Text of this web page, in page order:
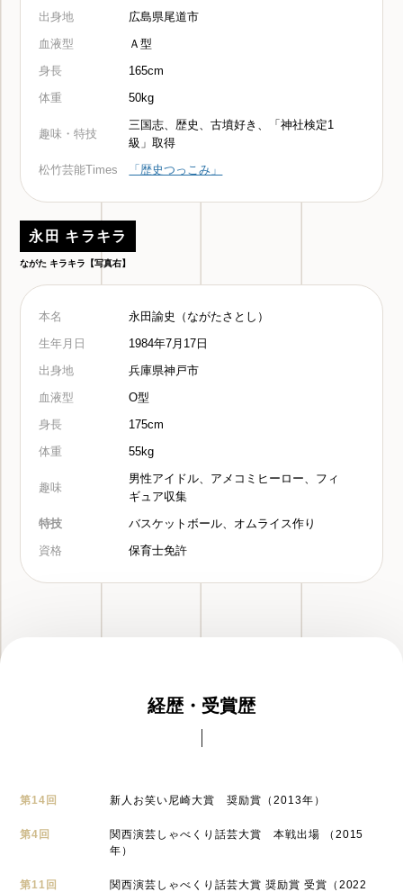
出身地
広島県尾道市
血液型
Ａ型
身長
165cm
体重
50kg
趣味・特技
三国志、歴史、古墳好き、「神社検定1
級」取得
松竹芸能Times
「歴史つっこみ」
永田 キラキラ
ながた キラキラ【写真右】
本名
永田諭史（ながたさとし）
生年月日
1984年7月17日
出身地
兵庫県神戸市
血液型
O型
身長
175cm
体重
55kg
趣味
男性アイドル、アメコミヒーロー、フィ
ギュア収集
特技
バスケットボール、オムライス作り
資格
保育士免許
経歴・受賞歴
第14回 新人お笑い尼崎大賞 奨励賞（2013年）
第4回
関西演芸しゃべくり話芸大賞 本戦出場 （2015
年）
第11回
関西演芸しゃべくり話芸大賞 奨励賞 受賞（2022